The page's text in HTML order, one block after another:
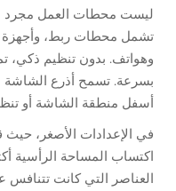
ليست محطات العمل مجرد
تشمل محطات ربط، وأجهزة
وهواتف. بدون تنظيم ذكي،
بسرعة. تسمح أذرع
أسفل منطقة الشاشة أو
في الإعدادات الأصغر،
اكتساب المساحة الرأسية
العناصر التي كانت